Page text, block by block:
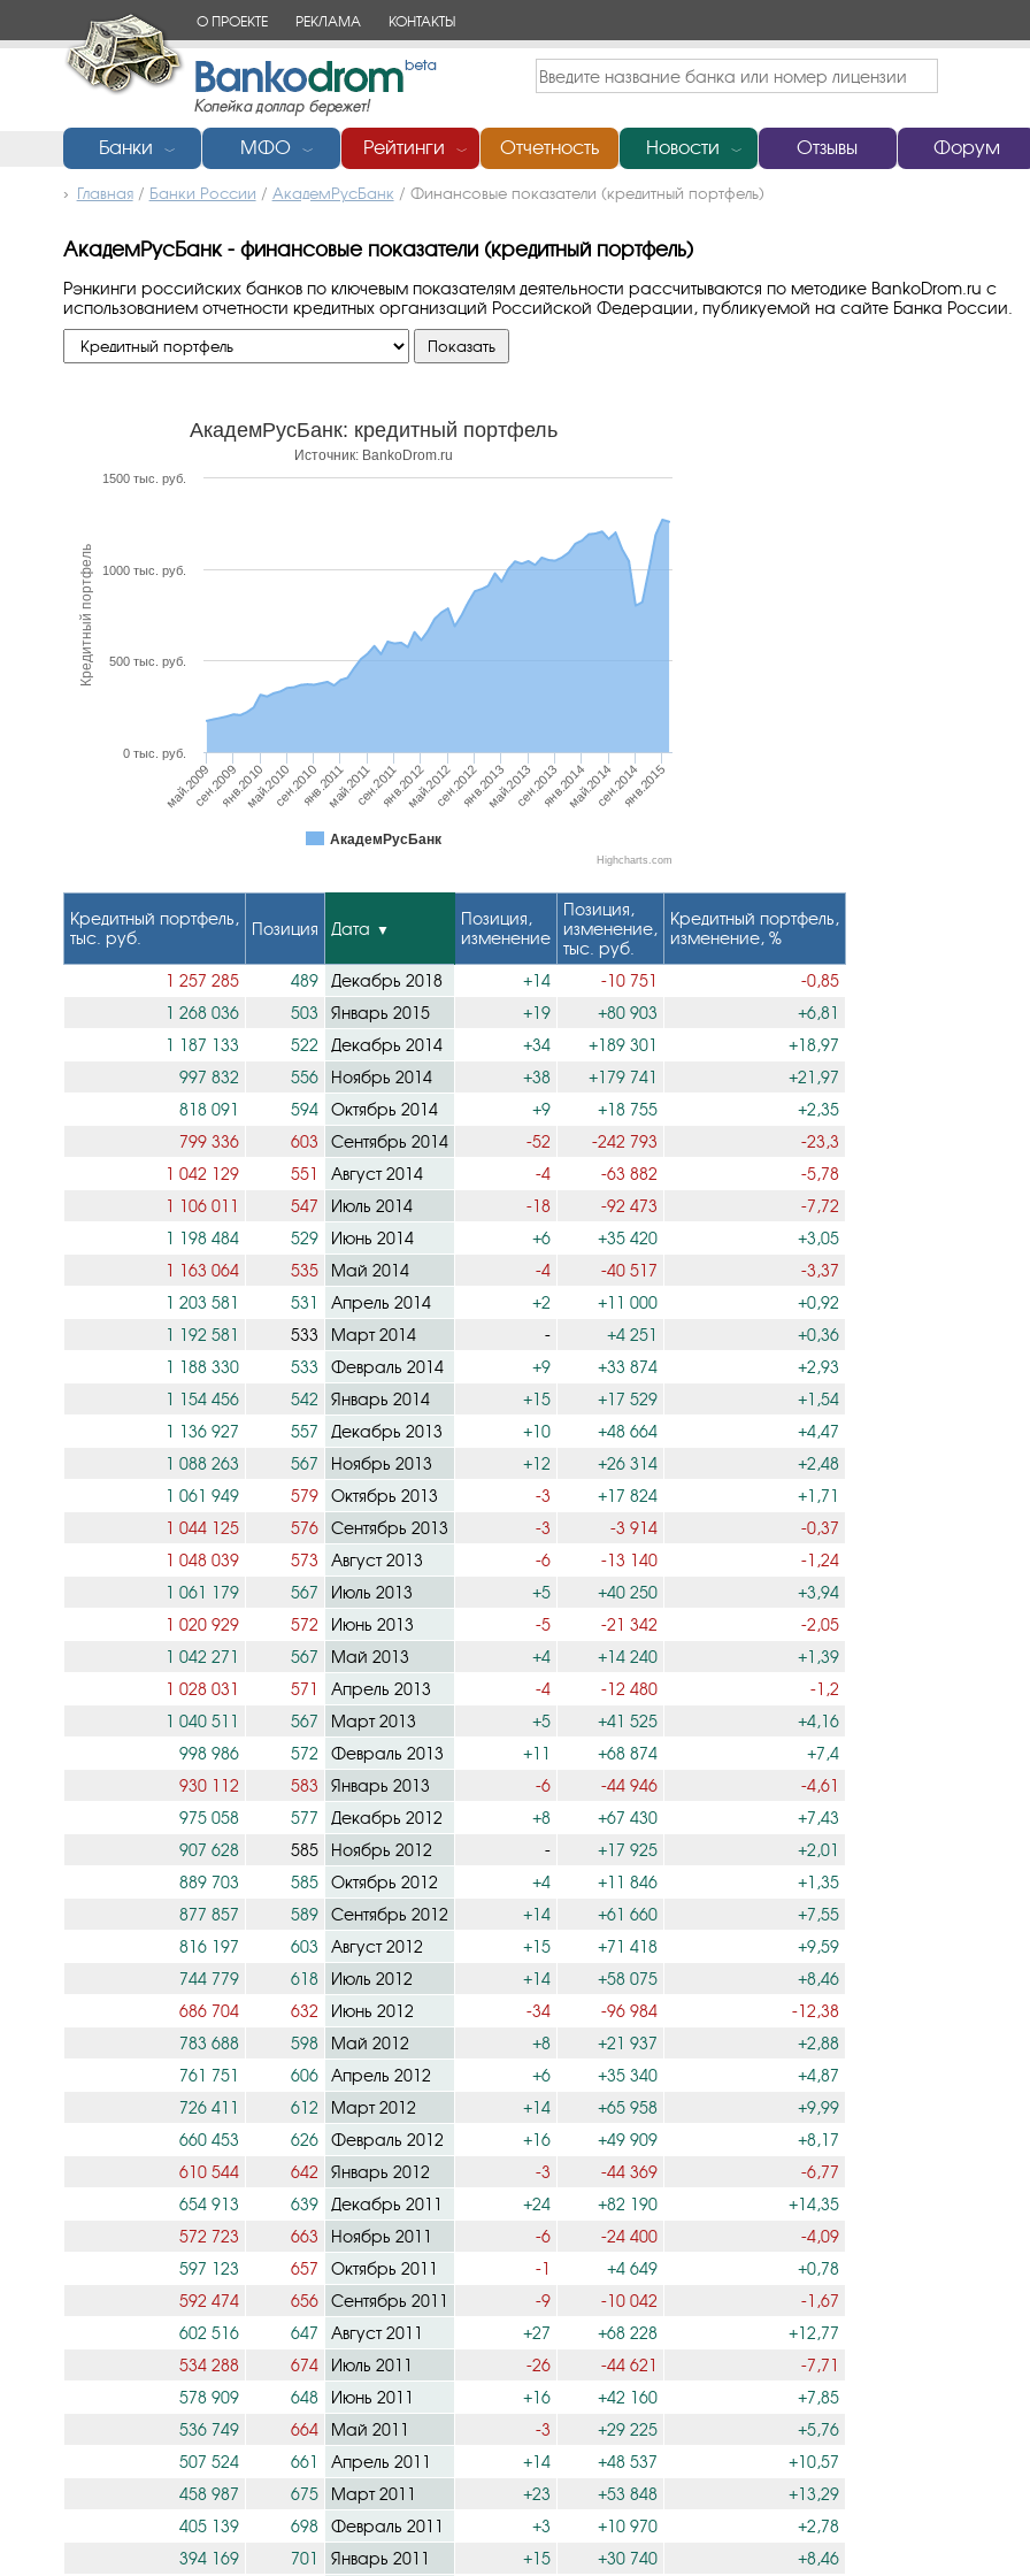
О ПРОЕКТЕ РЕКЛАМА КОНТАКТЫ
Банки ﹀ МФО ﹀ Рейтинги ﹀ Отчетность Новости ﹀ Отзывы Форум
Главная/ Банки России / АкадемРусБанк / Финансовые показатели (кредитный портфель)
АкадемРусБанк - финансовые показатели (кредитный портфель)
Рэнкинги российских банков по ключевым показателям деятельности рассчитываются по методике BankoDrom.ru с
использованием отчетности кредитных организаций Российской Федерации, публикуемой на сайте Банка России.
Кредитный портфель
АкадемРусБанк: кредитный портфель
Источник: BankoDrom.ru
АкадемРусБанк
май.2009 май.2010 май.2011 май.2012 май.2013 май.2014
сен.2009янв.2010сен.2010янв.2011сен.2011янв.2012сен.2012янв.2013сен.2013янв.2014сен.2014янв.2015
0 тыс. руб.
500 тыс. руб.
1000 тыс. руб.
1500 тыс. руб.
Highcharts.com
Кредитный портфель,
тыс. руб.
Позиция Дата
Позиция,
изменение
Позиция,
изменение,
тыс. руб.
Кредитный портфель,
изменение, %
1 257 285 489 Декабрь 2018 +14 -10 751
-0,85
1 268 036
503 Январь 2015 +19 +80 903
+6,81
1 187 133
522 Декабрь 2014 +34 +189 301
+18,97
997 832
556 Ноябрь 2014 +38 +179 741
+21,97
818 091
594 Октябрь 2014 +9 +18 755
+2,35
799 336
603 Сентябрь 2014 -52 -242 793
-23,3
1 042 129
551 Август 2014 -4 -63 882
-5,78
1 106 011
547 Июль 2014 -18 -92 473
-7,72
1 198 484
529 Июнь 2014 +6 +35 420
+3,05
1 163 064
535 Май 2014 -4 -40 517
-3,37
1 203 581
531 Апрель 2014 +2 +11 000
+0,92
1 192 581
533 Март 2014 - +4 251
+0,36
1 188 330
533 Февраль 2014 +9 +33 874
+2,93
1 154 456
542 Январь 2014 +15 +17 529
+1,54
1 136 927
557 Декабрь 2013 +10 +48 664
+4,47
1 088 263
567 Ноябрь 2013 +12 +26 314
+2,48
1 061 949
579 Октябрь 2013 -3 +17 824
+1,71
1 044 125
576 Сентябрь 2013 -3 -3 914
-0,37
1 048 039
573 Август 2013 -6 -13 140
-1,24
1 061 179
567 Июль 2013 +5 +40 250
+3,94
1 020 929
572 Июнь 2013 -5 -21 342
-2,05
1 042 271
567 Май 2013 +4 +14 240
+1,39
1 028 031
571 Апрель 2013 -4 -12 480
-1,2
1 040 511
567 Март 2013 +5 +41 525
+4,16
998 986
572 Февраль 2013 +11 +68 874
+7,4
930 112
583 Январь 2013 -6 -44 946
-4,61
975 058
577 Декабрь 2012 +8 +67 430
+7,43
907 628
585 Ноябрь 2012 - +17 925
+2,01
889 703
585 Октябрь 2012 +4 +11 846
+1,35
877 857
589 Сентябрь 2012 +14 +61 660
+7,55
816 197
603 Август 2012 +15 +71 418
+9,59
744 779
618 Июль 2012 +14 +58 075
+8,46
686 704
632 Июнь 2012 -34 -96 984
-12,38
783 688
598 Май 2012 +8 +21 937
+2,88
761 751
606 Апрель 2012 +6 +35 340
+4,87
726 411
612 Март 2012 +14 +65 958
+9,99
660 453
626 Февраль 2012 +16 +49 909
+8,17
610 544
642 Январь 2012 -3 -44 369
-6,77
654 913
639 Декабрь 2011 +24 +82 190
+14,35
572 723
663 Ноябрь 2011 -6 -24 400
-4,09
597 123
657 Октябрь 2011 -1 +4 649
+0,78
592 474
656 Сентябрь 2011 -9 -10 042
-1,67
602 516
647 Август 2011 +27 +68 228
+12,77
534 288
674 Июль 2011 -26 -44 621
-7,71
578 909
648 Июнь 2011 +16 +42 160
+7,85
536 749
664 Май 2011 -3 +29 225
+5,76
507 524
661 Апрель 2011 +14 +48 537
+10,57
458 987
675 Март 2011 +23 +53 848
+13,29
405 139
698 Февраль 2011 +3 +10 970
+2,78
394 169
701 Январь 2011 +15 +30 740 +8,46